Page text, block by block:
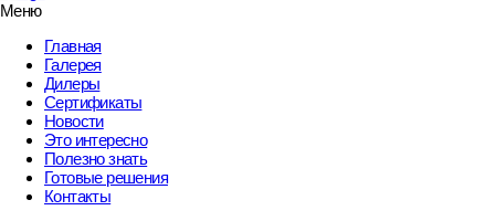
Меню
Главная
Галерея
Дилеры
Сертификаты
Новости
Это интересно
Полезно знать
Готовые решения
Контакты